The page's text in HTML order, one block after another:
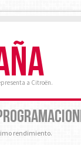
a Citroën.
rendimiento.